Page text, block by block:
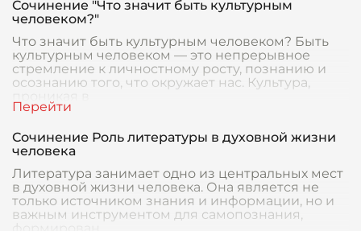
Сочинение "Что значит быть культурным
человеком?"
Что значит быть культурным человеком? Быть
культурным человеком — это непрерывное
стремление к личностному росту, познанию и
осознанию того, что окружает нас. Культура,
Сочинение Роль литературы в духовной жизни
человека
Литература занимает одно из центральных мест
в духовной жизни человека. Она является не
только источником знания и информации, но и
важным инструментом для самопознания,